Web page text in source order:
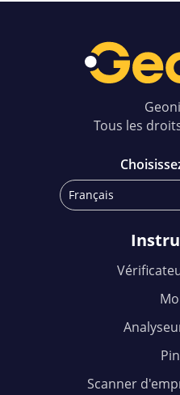
Tous les
Français
Scanner